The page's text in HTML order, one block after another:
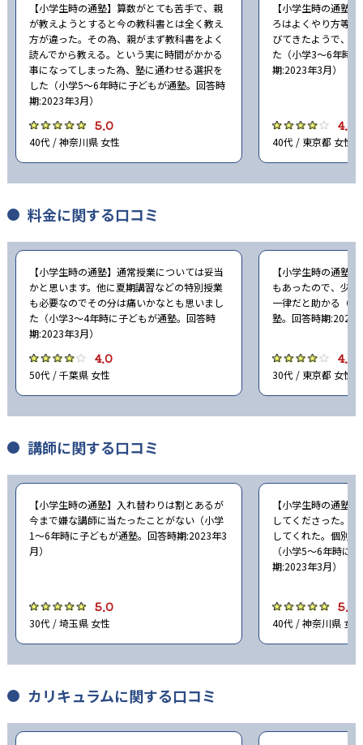
【小学生時の通塾】算数がとても苦手で、親
が教えようとすると今の教科書とは全く教え
方が違った。その為、親がまず教科書をよく
読んでから教える。という実に時間がかかる
事になってしまった為、塾に通わせる選択を
した（小学5〜6年時に子どもが通塾。回答時
期:2023年3月）
5.0
40代 / 神奈川県 女性
【小学生時の通塾
ろはよくやり方等
びてきたようで、
た（小学3〜6年時
期:2023年3月）
4.0
40代 / 東京都 女性
料金に関する口コミ
【小学生時の通塾】通常授業については妥当
かと思います。他に夏期講習などの特別授業
も必要なのでその分は痛いかなとも思いまし
た（小学3〜4年時に子どもが通塾。回答時
期:2023年3月）
4.0
50代 / 千葉県 女性
【小学生時の通塾
もあったので、少
一律だと助かる（
塾。回答時期:2023
4.0
30代 / 東京都 女性
講師に関する口コミ
【小学生時の通塾】入れ替わりは割とあるが
今まで嫌な講師に当たったことがない（小学
1〜6年時に子どもが通塾。回答時期:2023年3
月）
5.0
30代 / 埼玉県 女性
【小学生時の通塾
してくださった。
してくれた。個別
（小学5〜6年時に
期:2023年3月）
5.0
40代 / 神奈川県 女性
カリキュラムに関する口コミ